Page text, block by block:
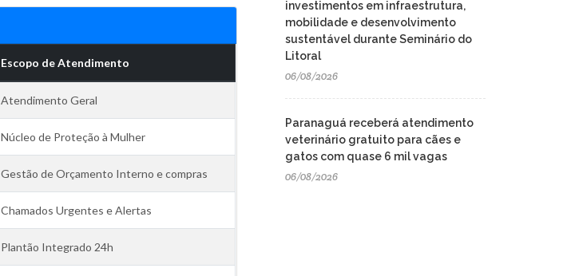
Escopo de Atendimento
Atendimento Geral
Núcleo de Proteção à Mulher
Gestão de Orçamento Interno e compras
Chamados Urgentes e Alertas
Plantão Integrado 24h
investimentos em infraestrutura,
mobilidade e desenvolvimento
sustentável durante Seminário do
Litoral
06/08/2026
Paranaguá receberá atendimento
veterinário gratuito para cães e
gatos com quase 6 mil vagas
06/08/2026